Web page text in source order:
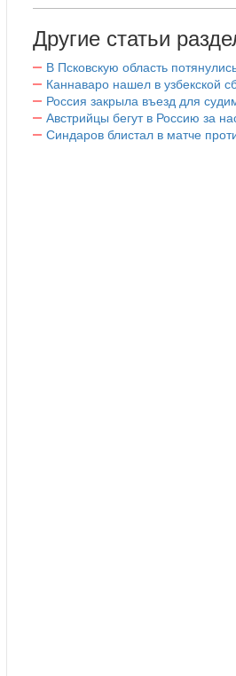
Другие статьи
В Псковскую область
Каннаваро нашел в узбекской
Россия закрыла въезд для
Австрийцы бегут в Россию за
Синдаров блистал в матче